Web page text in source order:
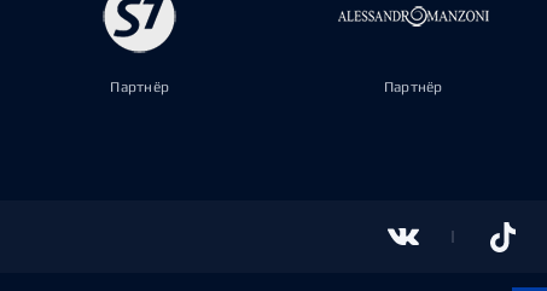
Партнёр Партнёр